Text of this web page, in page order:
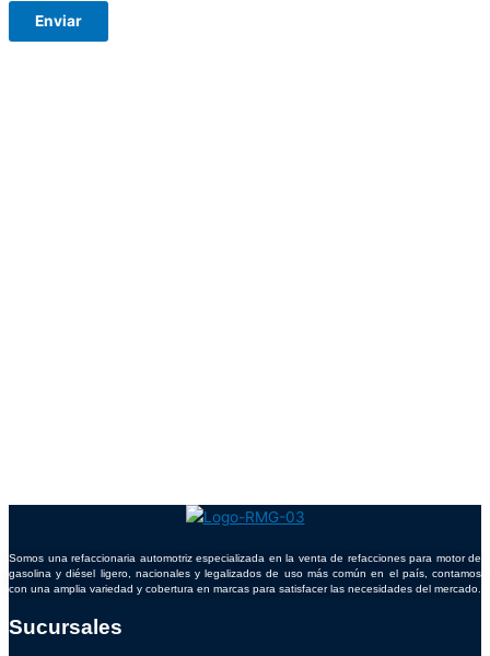
Somos una refaccionaria automotriz especializada en la venta de refacciones para motor de
gasolina y diésel ligero, nacionales y legalizados de uso más común en el país, contamos
con una amplia variedad y cobertura en marcas para satisfacer las necesidades del mercado.
Sucursales